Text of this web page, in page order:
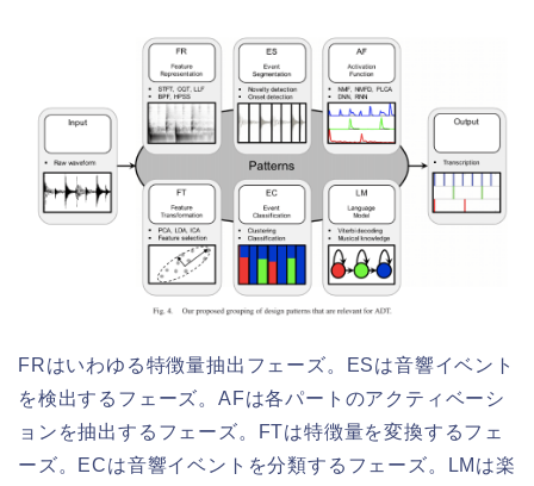
FRはいわゆる特徴量抽出フェーズ。ESは音響イベント
を検出するフェーズ。AFは各パートのアクティベーシ
ョンを抽出するフェーズ。FTは特徴量を変換するフェ
ーズ。ECは音響イベントを分類するフェーズ。LMは楽